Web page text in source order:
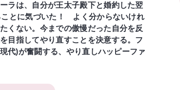
ラは、自分が王太子殿下と婚約した翌
とに気づいた！ よく分からないけれ
くない。今までの傲慢だった自分を反
目指してやり直すことを決意する。フ
代)が奮闘する、やり直しハッピーファ